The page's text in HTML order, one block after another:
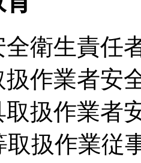
衛生責任
作業者安
扱作業者
取扱作業従